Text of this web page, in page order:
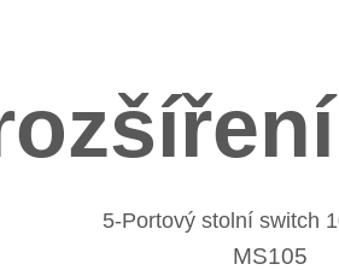
5-Portový stolní switch
MS105